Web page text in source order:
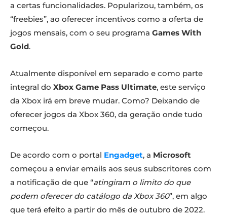
a certas funcionalidades. Popularizou, também, os
“freebies”, ao oferecer incentivos como a oferta de
jogos mensais, com o seu programa Games With
Gold.
Atualmente disponível em separado e como parte
integral do Xbox Game Pass Ultimate, este serviço
da Xbox irá em breve mudar. Como? Deixando de
oferecer jogos da Xbox 360, da geração onde tudo
começou.
De acordo com o portal Engadget, a Microsoft
começou a enviar emails aos seus subscritores com
a notificação de que “atingiram o limito do que
podem oferecer do catálogo da Xbox 360”, em algo
que terá efeito a partir do mês de outubro de 2022.